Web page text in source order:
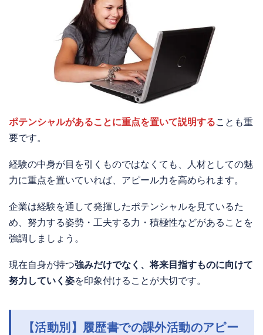
ポテンシャルがあることに重点を置いて説明することも重
要です。
経験の中身が目を引くものではなくても、人材としての魅
力に重点を置いていれば、アピール力を高められます。
企業は経験を通して発揮したポテンシャルを見ているた
め、努力する姿勢・工夫する力・積極性などがあることを
強調しましょう。
現在自身が持つ強みだけでなく、将来目指すものに向けて
努力していく姿を印象付けることが大切です。
【活動別】履歴書での課外活動のアピー